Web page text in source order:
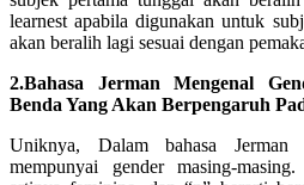
learnest apabila digunakan untuk
akan beralih lagi sesuai dengan
2.Bahasa Jerman Mengenal
Benda Yang Akan Berpengaruh
Uniknya, Dalam bahasa
mempunyai gender masing-